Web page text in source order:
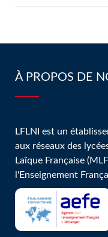
participer aux
À PROPOS DE
LFLNI est un
aux réseaux des
Laïque Française
l'Enseignement